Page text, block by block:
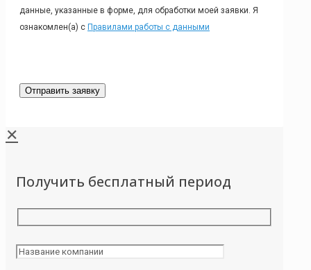
данные, указанные в форме, для обработки моей заявки. Я
ознакомлен(а) с Правилами работы с данными
✕
Получить бесплатный период